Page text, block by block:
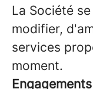
La Société
modifier,
services
moment.